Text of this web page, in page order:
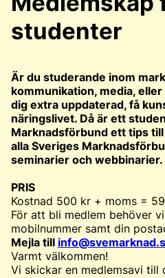
studenter
Är du studerande inom
kommunikation, media,
dig extra uppdaterad, få
näringslivet. Då är ett
Marknadsförbund ett tips
alla Sveriges
seminarier och webbinarier.
PRIS
Kostnad 500 kr + moms =
För att bli medlem behöver
mobilnummer samt din
Mejla till
Varmt välkommen!
Vi skickar en medlemsavi till